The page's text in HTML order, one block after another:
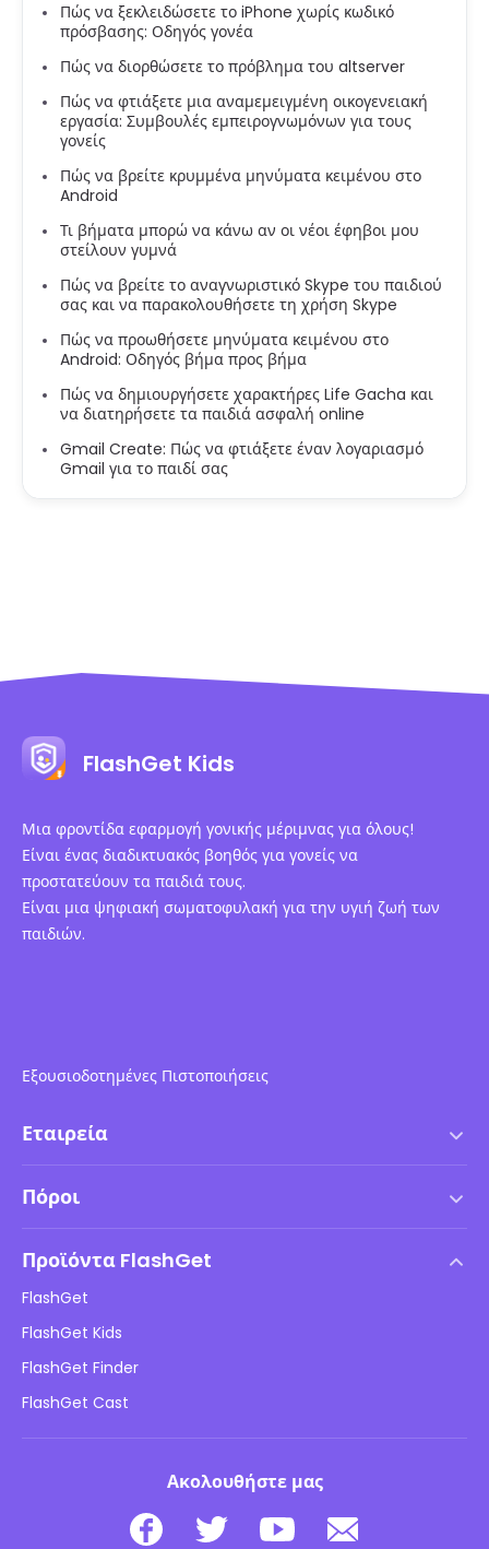
Πώς να ξεκλειδώσετε το iPhone χωρίς κωδικό
πρόσβασης: Οδηγός γονέα
Πώς να διορθώσετε το πρόβλημα του altserver
Πώς να φτιάξετε μια αναμεμειγμένη οικογενειακή
εργασία: Συμβουλές εμπειρογνωμόνων για τους
γονείς
Πώς να βρείτε κρυμμένα μηνύματα κειμένου στο
Android
Τι βήματα μπορώ να κάνω αν οι νέοι έφηβοι μου
στείλουν γυμνά
Πώς να βρείτε το αναγνωριστικό Skype του παιδιού
σας και να παρακολουθήσετε τη χρήση Skype
Πώς να προωθήσετε μηνύματα κειμένου στο
Android: Οδηγός βήμα προς βήμα
Πώς να δημιουργήσετε χαρακτήρες Life Gacha και
να διατηρήσετε τα παιδιά ασφαλή online
Gmail Create: Πώς να φτιάξετε έναν λογαριασμό
Gmail για το παιδί σας
FlashGet Kids
Μια φροντίδα εφαρμογή γονικής μέριμνας για όλους!
Είναι ένας διαδικτυακός βοηθός για γονείς να
προστατεύουν τα παιδιά τους.
Είναι μια ψηφιακή σωματοφυλακή για την υγιή ζωή των
παιδιών.
Εξουσιοδοτημένες Πιστοποιήσεις
Εταιρεία
Πολιτική DMCA
Πολιτική απορρήτου
Πολιτικές διαφήμισης
Μην πουλάτε τις πληροφορίες μου
Πόροι
Ιστολόγιο
Ασφάλεια παιδιών σε σύνδεση
Λήψη
Προϊόντα FlashGet
FlashGet
FlashGet Kids
FlashGet Finder
FlashGet Cast
Ακολουθήστε μας